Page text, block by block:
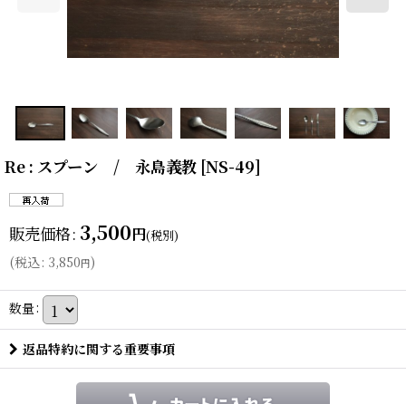
Re : スプーン / 永島義教 [NS-49]
販売価格: 3,500円(税別)
(税込: 3,850円)
数量:
返品特約に関する重要事項